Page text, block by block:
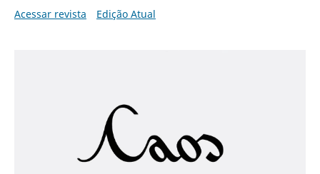
Acessar revista
Edição Atual